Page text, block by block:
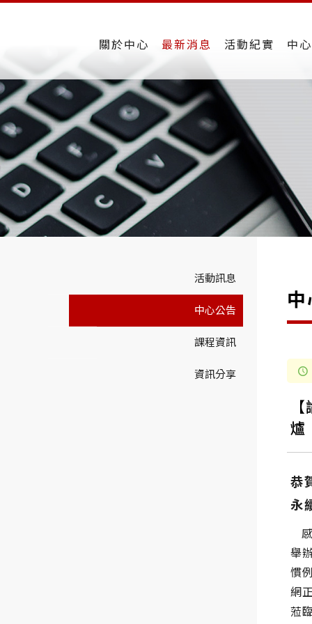
關於中心 最新消息 活動紀實 中
爐
恭
永
舉
慣
網
蒞
活動訊息
中心公告
課程資訊
資訊分享